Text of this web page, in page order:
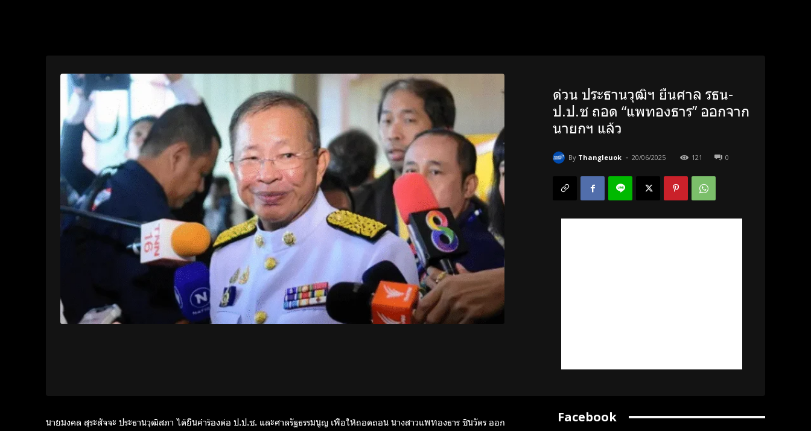
ด่วน ประธานวุฒิฯ ยื่นศาล รธน-
ป.ป.ช ถอด “แพทองธาร” ออกจาก
นายกฯ แล้ว
By Thangleuok - 20/06/2025 121 0
นายมงคล สุระสัจจะ ประธานวุฒิสภา ได้ยื่นคำร้องต่อ ป.ป.ช. และศาลรัฐธรรมนูญ เพื่อให้ถอดถอน นางสาวแพทองธาร ชินวัตรออก
Facebook